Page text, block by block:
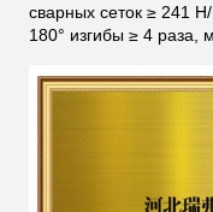
сварных сеток ≥ 241
180° изгибы ≥ 4 раза,